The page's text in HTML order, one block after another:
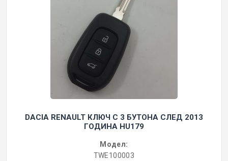
DACIA RENAULT КЛЮЧ С 3 БУТОНА СЛЕД 2013
ГОДИНА HU179
Модел:
TWE100003